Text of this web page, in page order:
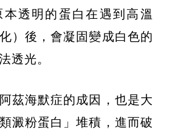
透明的蛋白在遇到高溫
）後，會凝固變成白色的
透光。
茲海默症的成因，也是大
澱粉蛋白」堆積，進而破